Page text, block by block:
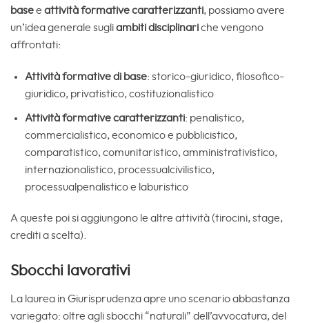
basee attività formative caratterizzanti, possiamo avere
un’idea generale sugliambiti disciplinariche vengono
affrontati:
Attività formative di base: storico-giuridico, filosofico-
giuridico, privatistico, costituzionalistico
Attività formative caratterizzanti: penalistico,
commercialistico, economico e pubblicistico,
comparatistico, comunitaristico, amministrativistico,
internazionalistico, processualcivilistico,
processualpenalistico e laburistico
A queste poi si aggiungono le altre attività (tirocini, stage,
crediti a scelta).
Sbocchi lavorativi
La laurea in Giurisprudenza apre uno scenario abbastanza
variegato: oltre agli sbocchi “naturali” dell’avvocatura, del